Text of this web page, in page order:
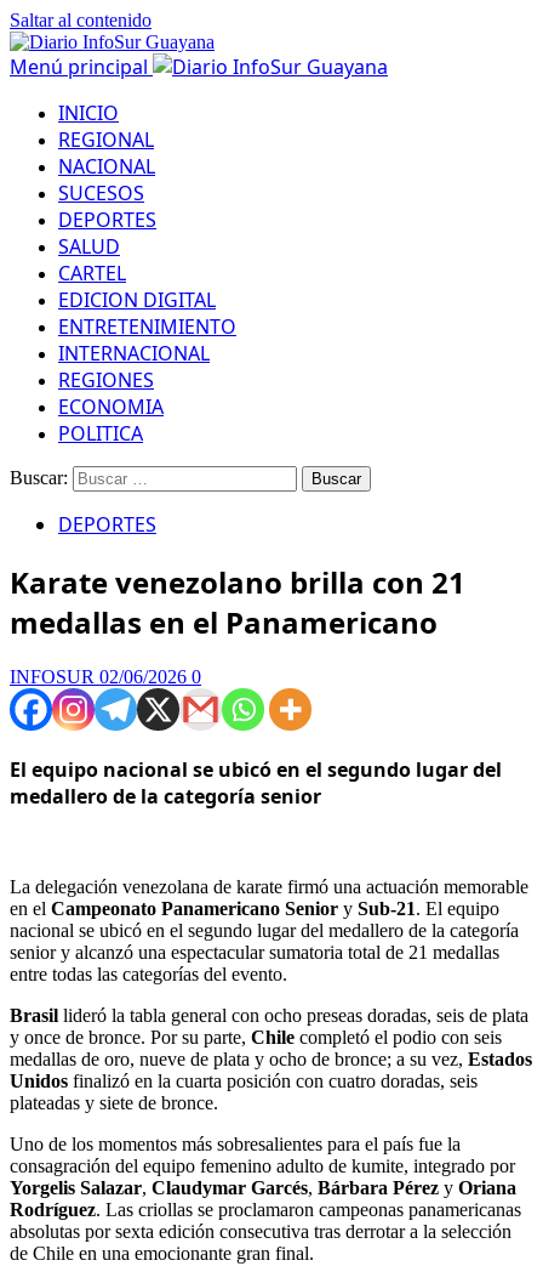
Saltar al contenido
Menú principal
INICIO
REGIONAL
NACIONAL
SUCESOS
DEPORTES
SALUD
CARTEL
EDICION DIGITAL
ENTRETENIMIENTO
INTERNACIONAL
REGIONES
ECONOMIA
POLITICA
Buscar:
DEPORTES
Karate venezolano brilla con 21
medallas en el Panamericano
INFOSUR 02/06/2026 0
El equipo nacional se ubicó en el segundo lugar del
medallero de la categoría senior
La delegación venezolana de karate firmó una actuación memorable
en el Campeonato Panamericano Senior y Sub-21. El equipo
nacional se ubicó en el segundo lugar del medallero de la categoría
senior y alcanzó una espectacular sumatoria total de 21 medallas
entre todas las categorías del evento.
Brasil lideró la tabla general con ocho preseas doradas, seis de plata
y once de bronce. Por su parte, Chile completó el podio con seis
medallas de oro, nueve de plata y ocho de bronce; a su vez, Estados
Unidos finalizó en la cuarta posición con cuatro doradas, seis
plateadas y siete de bronce.
Uno de los momentos más sobresalientes para el país fue la
consagración del equipo femenino adulto de kumite, integrado por
Yorgelis Salazar, Claudymar Garcés, Bárbara Pérez y Oriana
Rodríguez. Las criollas se proclamaron campeonas panamericanas
absolutas por sexta edición consecutiva tras derrotar a la selección
de Chile en una emocionante gran final.